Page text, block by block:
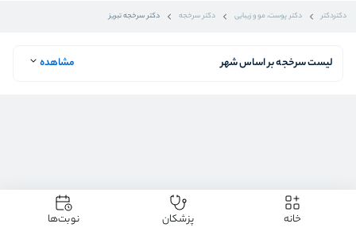
دکتردکتر دکتر پوست، مو و زیبایی دکتر سرخجه دکتر سرخجه تبریز
لیست سرخجه بر اساس شهر مشاهده
خانه پزشکان نوبت‌ها